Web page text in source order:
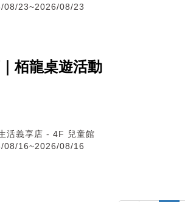
08/23~2026/08/23
栢龍桌遊活動
活義享店 - 4F 兒童館
08/16~2026/08/16